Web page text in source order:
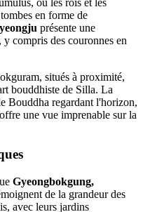
en forme de
présente une
compris des couronnes en
situés à proximité,
bouddhiste de Silla. La
Bouddha regardant l'horizon,
une vue imprenable sur la
Gyeongbokgung,
de la grandeur des
avec leurs jardins